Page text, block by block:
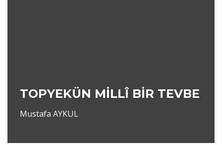
TOPYEKÜN MİLLÎ BİR TEVBE
Mustafa AYKUL